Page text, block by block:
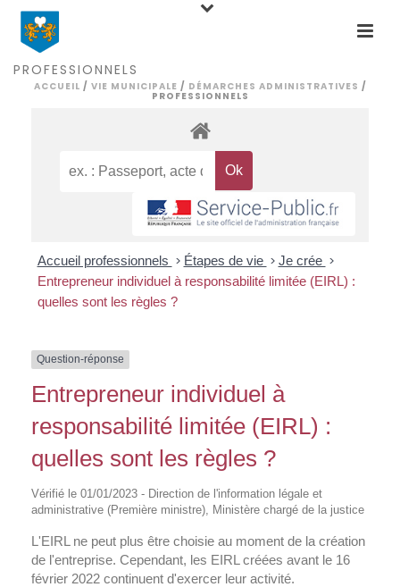
PROFESSIONNELS
ACCUEIL / VIE MUNICIPALE / DÉMARCHES ADMINISTRATIVES /
PROFESSIONNELS
Accueil professionnels > Étapes de vie > Je crée >
Entrepreneur individuel à responsabilité limitée (EIRL) :
quelles sont les règles ?
Question-réponse
Entrepreneur individuel à
responsabilité limitée (EIRL) :
quelles sont les règles ?
Vérifié le 01/01/2023 - Direction de l'information légale et
administrative (Première ministre), Ministère chargé de la justice
L'EIRL ne peut plus être choisie au moment de la création
de l'entreprise. Cependant, les EIRL créées avant le 16
février 2022 continuent d'exercer leur activité.